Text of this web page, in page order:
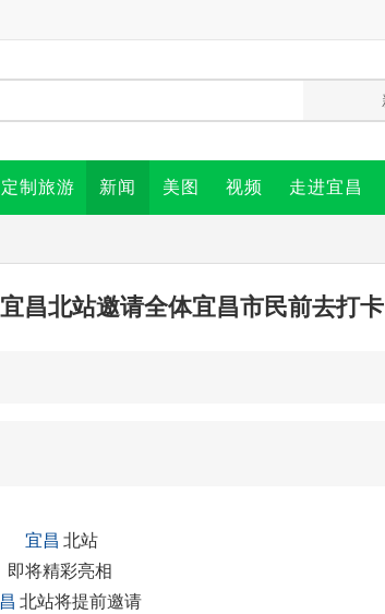
定制旅游 新闻 美图 视频 走进宜昌
昌北站邀请全体宜昌市民前去打卡
宜昌 北站
即将精彩亮相
北站将提前邀请